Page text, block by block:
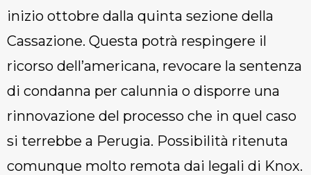
inizio ottobre dalla quinta sezione della
Cassazione. Questa potrà respingere il
ricorso dell’americana, revocare la sentenza
di condanna per calunnia o disporre una
rinnovazione del processo che in quel caso
si terrebbe a Perugia. Possibilità ritenuta
comunque molto remota dai legali di Knox.